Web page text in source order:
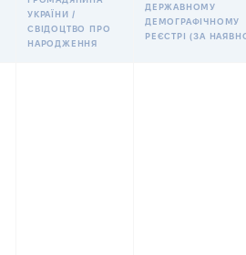
УКРАЇНИ /
СВІДОЦТВО ПРО
НАРОДЖЕННЯ
ДЕРЖАВНОМУ
ДЕМОГРАФІЧНОМУ
РЕЄСТРІ (ЗА